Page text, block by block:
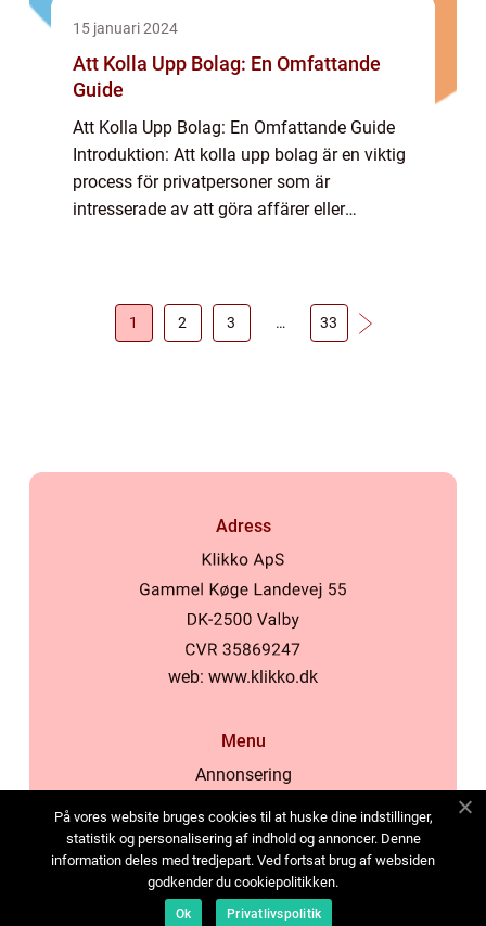
15 januari 2024
Att Kolla Upp Bolag: En Omfattande
Guide
Att Kolla Upp Bolag: En Omfattande Guide
Introduktion: Att kolla upp bolag är en viktig
process för privatpersoner som är
intresserade av att göra affärer eller
1 2 3 … 33
Adress
web: www.klikko.dk
Menu
Annonsering
Cookies
Kontakta oss
Sitemap
På vores website bruges cookies til at huske dine indstillinger,
statistik og personalisering af indhold og annoncer. Denne
information deles med tredjepart. Ved fortsat brug af websiden
godkender du cookiepolitikken.
Ok Privatlivspolitik